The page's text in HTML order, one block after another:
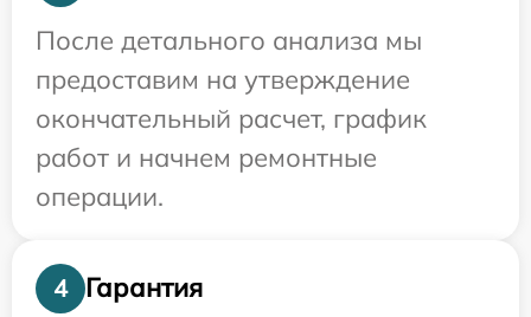
После детального анализа мы
предоставим на утверждение
окончательный расчет, график
работ и начнем ремонтные
операции.
4
Гарантия